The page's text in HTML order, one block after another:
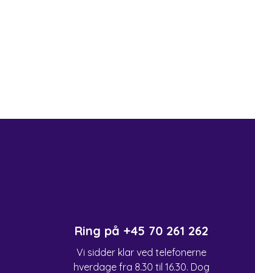
Ring på +45 70 261 262
Vi sidder klar ved telefonerne
hverdage fra 8.30 til 16.30. Dog